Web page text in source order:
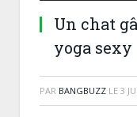
Un chat
yoga sexy
PAR BANGBUZZ LE 3